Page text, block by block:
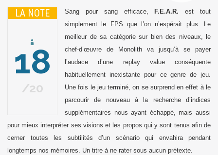
LA NOTE
18
20
Sang pour sang efficace, F.E.A.R. est tout
simplement le FPS que l’on n’espérait plus. Le
meilleur de sa catégorie sur bien des niveaux, le
chef-d’œuvre de Monolith va jusqu’à se payer
l’audace d’une replay value conséquente
habituellement inexistante pour ce genre de jeu.
Une fois le jeu terminé, on se surprend en effet à le
parcourir de nouveau à la recherche d’indices
supplémentaires nous ayant échappé, mais aussi
pour mieux interpréter ses visions et les propos qui y sont tenus afin de
cerner toutes les subtilités d’un scénario qui envahira pendant
longtemps nos mémoires. Un titre à ne rater sous aucun prétexte.